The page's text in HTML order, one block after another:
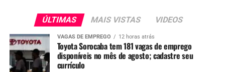
ÚLTIMAS MAIS VISTAS VIDEOS
VAGAS DE EMPREGO 12 horas atrás
Toyota Sorocaba tem 181 vagas de emprego
disponíveis no mês de agosto; cadastre seu
currículo